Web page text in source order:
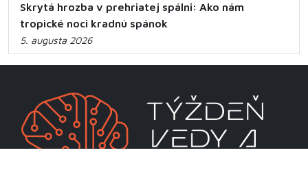
Skrytá hrozba v prehriatej spálni: Ako nám
tropické noci kradnú spánok
5. augusta 2026